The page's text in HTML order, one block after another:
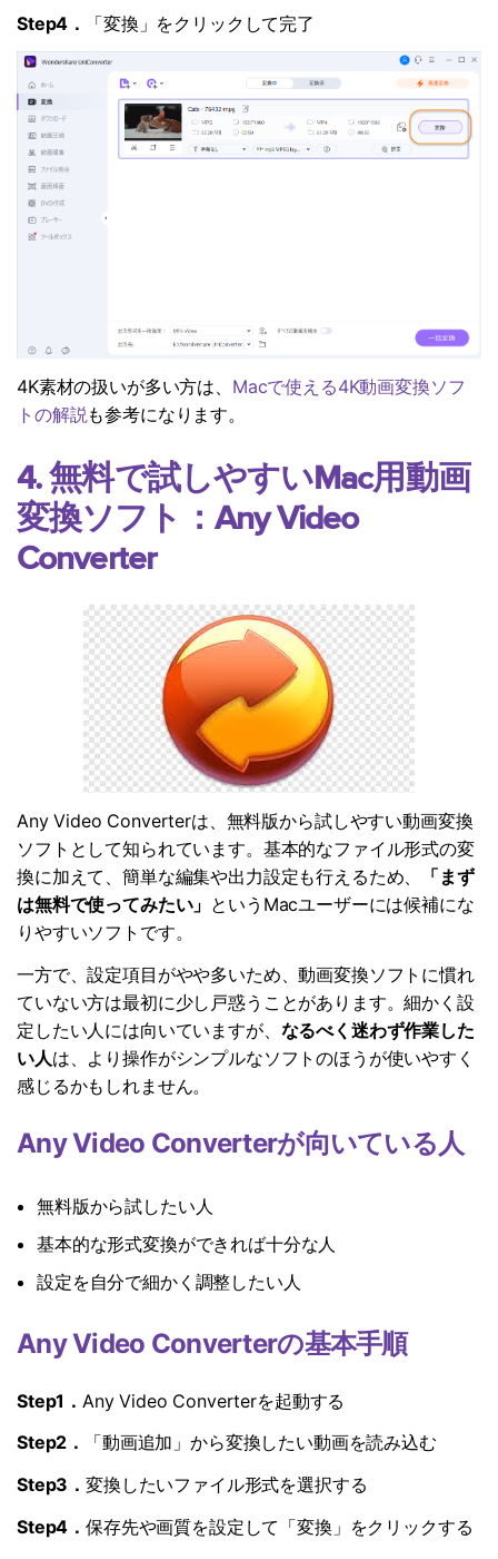
Step4． 「変換」をクリックして完了
4K素材の扱いが多い方は、 Macで使える4K動画変換ソフ
トの解説 も参考になります。
4. 無料で試しやすいMac用動画
変換ソフト：Any Video
Converter
Any Video Converterは、無料版から試しやすい動画変換
ソフトとして知られています。基本的なファイル形式の変
換に加えて、簡単な編集や出力設定も行えるため、
「まず
は無料で使ってみたい」 というMacユーザーには候補にな
りやすいソフトです。
一方で、設定項目がやや多いため、動画変換ソフトに慣れ
ていない方は最初に少し戸惑うことがあります。細かく設
定したい人には向いていますが、 なるべく迷わず作業した
い人は、より操作がシンプルなソフトのほうが使いやすく
感じるかもしれません。
Any Video Converterが向いている人
無料版から試したい人
基本的な形式変換ができれば十分な人
設定を自分で細かく調整したい人
Any Video Converterの基本手順
Step1． Any Video Converterを起動する
Step2．
「動画追加」から変換したい動画を読み込む
Step3．変換したいファイル形式を選択する
Step4．保存先や画質を設定して「変換」をクリックする